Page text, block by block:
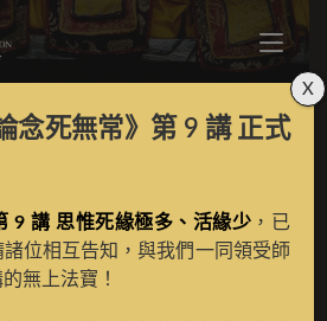
宗義廣論
> 古籍數位化檀越名錄
念死無常》第 9 講正式
9 講 思惟死緣極多、活緣少 ，已
位相互告知，與我們一同領受師
無上法寶！
X